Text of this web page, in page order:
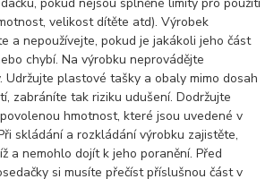
velikost dítěte atd). Výrobek
a nepoužívejte, pokud je jakákoli jeho část
chybí. Na výrobku neprovádějte
Udržujte plastové tašky a obaly mimo dosah
zabráníte tak riziku udušení. Dodržujte
hmotnost, které jsou uvedené v
skládání a rozkládání výrobku zajistěte,
a nemohlo dojít k jeho poranění. Před
si musíte přečíst příslušnou část v